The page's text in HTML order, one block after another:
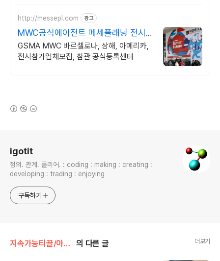
http://messepl.com 광고
MWC공식에이전트 메세플래닝 전시
종합솔루션 제공 전문업체
GSMA MWC 바르셀로나, 상해, 아메리카,
전시참가업체모집, 참관 공식등록센터
igotit
정의. 관계. 클리어. : coding : making : creating :
developing : trading : enjoying
구독하기
지속가능티끌/아이템 의 다른 글 더보기